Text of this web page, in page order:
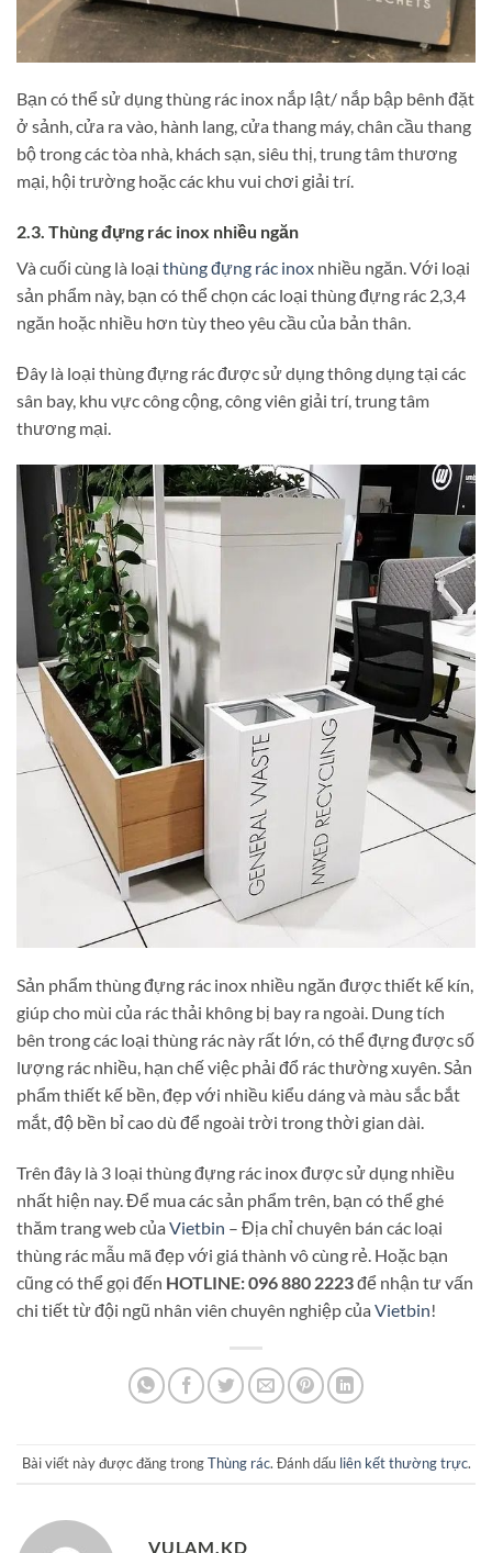
Bạn có thể sử dụng thùng rác inox nắp lật/ nắp bập bênh đặt
ở sảnh,cửa ra vào, hành lang, cửa thang máy, chân cầu thang
bộ trong các tòa nhà, khách sạn, siêu thị, trung tâm thương
mại, hội trường hoặc các khu vui chơi giải trí.
2.3. Thùng đựng rác inox nhiều ngăn
Và cuối cùng là loại thùng đựng rác inox nhiều ngăn. Với loại
sản phẩm này, bạn có thể chọn các loại thùng đựng rác 2,3,4
ngăn hoặc nhiều hơn tùy theo yêu cầu của bản thân.
Đây là loại thùng đựng rác được sử dụng thông dụng tại các
sân bay, khu vực công cộng, công viên giải trí, trung tâm
thương mại.
Sản phẩm thùng đựng rác inox nhiều ngăn được thiết kế kín,
giúp cho mùi của rác thải không bị bay ra ngoài. Dung tích
bên trong các loại thùng rác này rất lớn, có thể đựng được số
lượng rác nhiều, hạn chế việc phải đổ rác thường xuyên. Sản
phẩm thiết kế bền, đẹp với nhiều kiểu dáng và màu sắc bắt
mắt, độ bền bỉ cao dù để ngoài trời trong thời gian dài.
Trên đây là 3 loại thùng đựng rác inox được sử dụng nhiều
nhất hiện nay. Để mua các sản phẩm trên, bạn có thể ghé
thăm trang web của Vietbin – Địa chỉ chuyên bán các loại
thùng rác mẫu mã đẹp với giá thành vô cùng rẻ. Hoặc bạn
cũng có thể gọi đến HOTLINE:096 880 2223để nhận tư vấn
chi tiết từ đội ngũ nhân viên chuyên nghiệp của Vietbin!
Bài viết này được đăng trongThùng rác. Đánh dấu liên kết thường trực.
VULAM.KD